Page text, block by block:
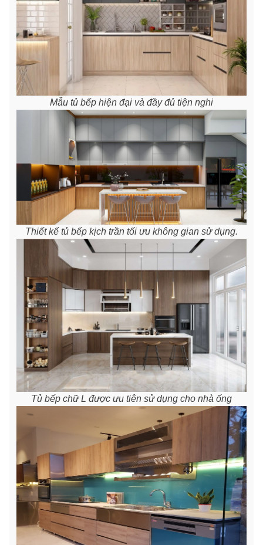
Mẫu tủ bếp hiện đại và đầy đủ tiện nghi
Thiết kế tủ bếp kịch trần tối ưu không gian sử dụng.
Tủ bếp chữ L được ưu tiên sử dụng cho nhà ống